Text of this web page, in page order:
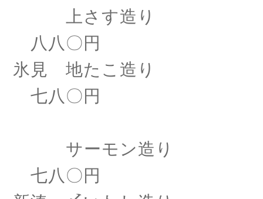
上さす造り
八八〇円
氷見 地たこ造り
七八〇円
サーモン造り
七八〇円